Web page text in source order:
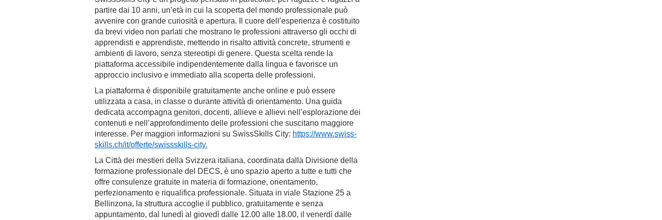
partire dai 10 anni, un’età in cui la scoperta del mondo professionale può
avvenire con grande curiosità e apertura. Il cuore dell’esperienza è costituito
da brevi video non parlati che mostrano le professioni attraverso gli occhi di
apprendisti e apprendiste, mettendo in risalto attività concrete, strumenti e
ambienti di lavoro, senza stereotipi di genere. Questa scelta rende la
piattaforma accessibile indipendentemente dalla lingua e favorisce un
approccio inclusivo e immediato alla scoperta delle professioni.
La piattaforma è disponibile gratuitamente anche online e può essere
utilizzata a casa, in classe o durante attività di orientamento. Una guida
dedicata accompagna genitori, docenti, allieve e allievi nell’esplorazione dei
contenuti e nell’approfondimento delle professioni che suscitano maggiore
interesse. Per maggiori informazioni su SwissSkills City: https://www.swiss-
skills.ch/it/offerte/swissskills-city.
La Città dei mestieri della Svizzera italiana, coordinata dalla Divisione della
formazione professionale del DECS, è uno spazio aperto a tutte e tutti che
offre consulenze gratuite in materia di formazione, orientamento,
perfezionamento e riqualifica professionale. Situata in viale Stazione 25 a
Bellinzona, la struttura accoglie il pubblico, gratuitamente e senza
appuntamento, dal lunedì al giovedì dalle 12.00 alle 18.00, il venerdì dalle